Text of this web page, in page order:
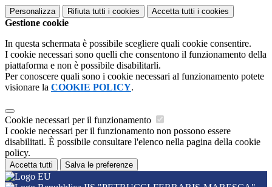
Personalizza Rifiuta tutti i cookies Accetta tutti i cookies
Gestione cookie
In questa schermata è possibile scegliere quali cookie consentire.
I cookie necessari sono quelli che consentono il funzionamento della
piattaforma e non è possibile disabilitarli.
Per conoscere quali sono i cookie necessari al funzionamento potete
visionare la COOKIE POLICY.
Cookie necessari per il funzionamento
I cookie necessari per il funzionamento non possono essere
disabilitati. È possibile consultare l'elenco nella pagina della cookie
policy.
Accetta tutti Salva le preferenze